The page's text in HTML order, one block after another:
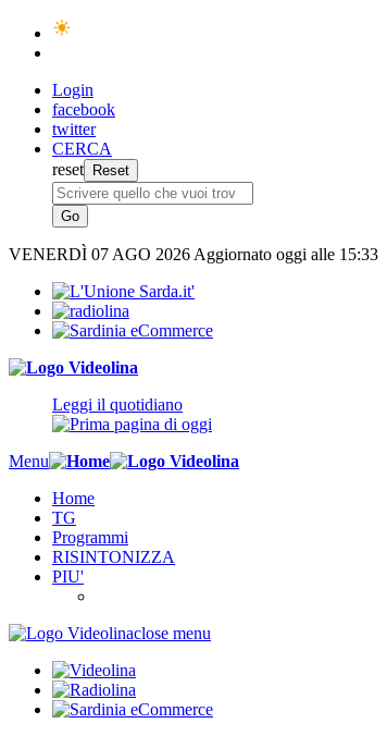
Login
facebook
twitter
CERCA
reset
VENERDÌ 07 AGO 2026 Aggiornato oggi alle 15:33
Leggi il quotidiano
Menu
Home
TG
Programmi
RISINTONIZZA
PIU'
close menu